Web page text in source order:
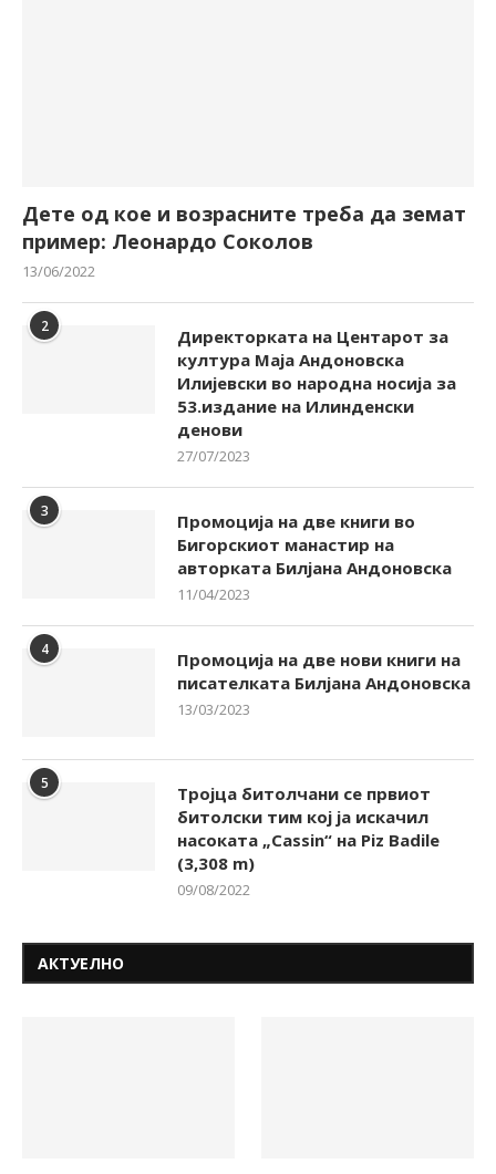
Дете од кое и возрасните треба да земат
пример: Леонардо Соколов
13/06/2022
2
Директорката на Центарот за
култура Маја Андоновска
Илијевски во народна носија за
53.издание на Илинденски
денови
27/07/2023
3
Промоција на две книги во
Бигорскиот манастир на
авторката Билјана Андоновска
11/04/2023
4
Промоција на две нови книги на
писателката Билјана Андоновска
13/03/2023
5
Тројца битолчани се првиот
битолски тим кој ја искачил
насоката „Cassin“ на Piz Badile
(3,308 m)
09/08/2022
АКТУЕЛНО